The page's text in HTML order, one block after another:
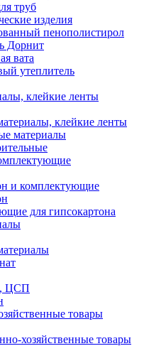
труб
изделия
пенополистирол
Дорнит
вата
утеплитель
клейкие ленты
клейкие ленты
материалы
и комплектующие
для гипсокартона
ЦСП
товары
хозяйственные товары